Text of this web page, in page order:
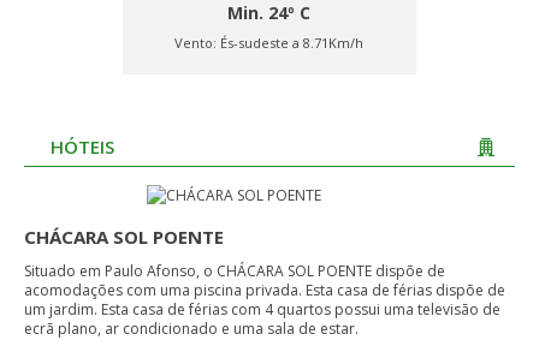
Min. 24º C
Vento: És-sudeste a 8.71Km/h
HÓTEIS
CHÁCARA SOL POENTE
Situado em Paulo Afonso, o CHÁCARA SOL POENTE dispõe de
acomodações com uma piscina privada. Esta casa de férias dispõe de
um jardim. Esta casa de férias com 4 quartos possui uma televisão de
ecrã plano, ar condicionado e uma sala de estar.